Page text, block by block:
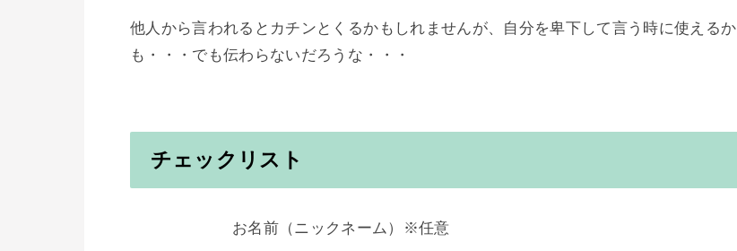
他人から言われるとカチンとくるかもしれませんが、自分を卑下して言う時に使えるか
も・・・でも伝わらないだろうな・・・
チェックリスト
お名前（ニックネーム）※任意